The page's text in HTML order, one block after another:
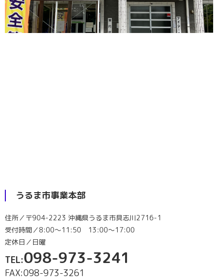
うるま市事業本部
住所／〒904-2223 沖縄県うるま市具志川2716-1
受付時間／8:00～11:50 13:00～17:00
定休日／日曜
TEL:098-973-3241
FAX:098-973-3261